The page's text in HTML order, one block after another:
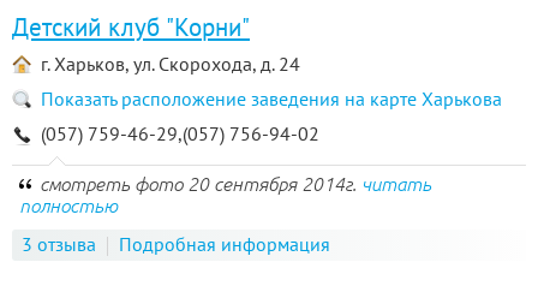
Детский клуб "Корни"
г. Харьков, ул. Скорохода, д. 24
Показать расположение заведения на карте Харькова
(057) 759-46-29,(057) 756-94-02
смотреть фото 20 сентября 2014г. читать
полностью
3 отзыва Подробная информация